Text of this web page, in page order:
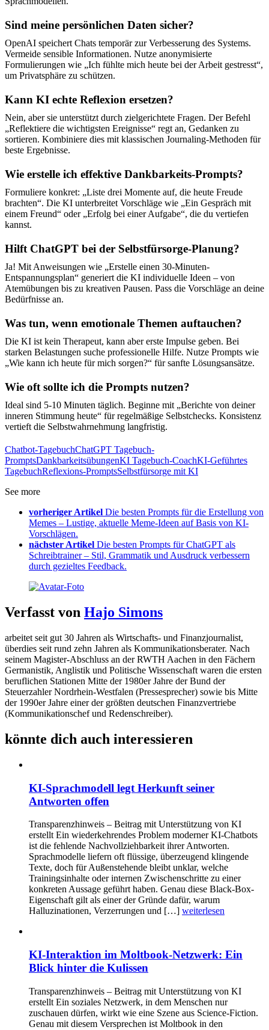
Sind meine persönlichen Daten sicher?
OpenAI speichert Chats temporär zur Verbesserung des Systems.
Vermeide sensible Informationen. Nutze anonymisierte
Formulierungen wie „Ich fühlte mich heute bei der Arbeit gestresst“,
um Privatsphäre zu schützen.
Kann KI echte Reflexion ersetzen?
Nein, aber sie unterstützt durch zielgerichtete Fragen. Der Befehl
„Reflektiere die wichtigsten Ereignisse“ regt an, Gedanken zu
sortieren. Kombiniere dies mit klassischen Journaling-Methoden für
beste Ergebnisse.
Wie erstelle ich effektive Dankbarkeits-Prompts?
Formuliere konkret: „Liste drei Momente auf, die heute Freude
brachten“. Die KI unterbreitet Vorschläge wie „Ein Gespräch mit
einem Freund“ oder „Erfolg bei einer Aufgabe“, die du vertiefen
kannst.
Hilft ChatGPT bei der Selbstfürsorge-Planung?
Ja! Mit Anweisungen wie „Erstelle einen 30-Minuten-
Entspannungsplan“ generiert die KI individuelle Ideen – von
Atemübungen bis zu kreativen Pausen. Pass die Vorschläge an deine
Bedürfnisse an.
Was tun, wenn emotionale Themen auftauchen?
Die KI ist kein Therapeut, kann aber erste Impulse geben. Bei
starken Belastungen suche professionelle Hilfe. Nutze Prompts wie
„Wie kann ich heute für mich sorgen?“ für sanfte Lösungsansätze.
Wie oft sollte ich die Prompts nutzen?
Ideal sind 5-10 Minuten täglich. Beginne mit „Berichte von deiner
inneren Stimmung heute“ für regelmäßige Selbstchecks. Konsistenz
vertieft die Selbstwahrnehmung langfristig.
Chatbot-TagebuchChatGPT Tagebuch-
PromptsDankbarkeitsübungenKI Tagebuch-CoachKI-Geführtes
TagebuchReflexions-PromptsSelbstfürsorge mit KI
See more
vorheriger Artikel Die besten Prompts für die Erstellung von
Memes – Lustige, aktuelle Meme-Ideen auf Basis von KI-
Vorschlägen.
nächster Artikel Die besten Prompts für ChatGPT als
Schreibtrainer – Stil, Grammatik und Ausdruck verbessern
durch gezieltes Feedback.
Verfasst von Hajo Simons
arbeitet seit gut 30 Jahren als Wirtschafts- und Finanzjournalist,
überdies seit rund zehn Jahren als Kommunikationsberater. Nach
seinem Magister-Abschluss an der RWTH Aachen in den Fächern
Germanistik, Anglistik und Politische Wissenschaft waren die ersten
beruflichen Stationen Mitte der 1980er Jahre der Bund der
Steuerzahler Nordrhein-Westfalen (Pressesprecher) sowie bis Mitte
der 1990er Jahre einer der größten deutschen Finanzvertriebe
(Kommunikationschef und Redenschreiber).
könnte dich auch interessieren
KI-Sprachmodell legt Herkunft seiner
Antworten offen
Transparenzhinweis – Beitrag mit Unterstützung von KI
erstellt Ein wiederkehrendes Problem moderner KI-Chatbots
ist die fehlende Nachvollziehbarkeit ihrer Antworten.
Sprachmodelle liefern oft flüssige, überzeugend klingende
Texte, doch für Außenstehende bleibt unklar, welche
Trainingsinhalte oder internen Zwischenschritte zu einer
konkreten Aussage geführt haben. Genau diese Black-Box-
Eigenschaft gilt als einer der Gründe dafür, warum
Halluzinationen, Verzerrungen und […] weiterlesen
KI-Interaktion im Moltbook-Netzwerk: Ein
Blick hinter die Kulissen
Transparenzhinweis – Beitrag mit Unterstützung von KI
erstellt Ein soziales Netzwerk, in dem Menschen nur
zuschauen dürfen, wirkt wie eine Szene aus Science-Fiction.
Genau mit diesem Versprechen ist Moltbook in den